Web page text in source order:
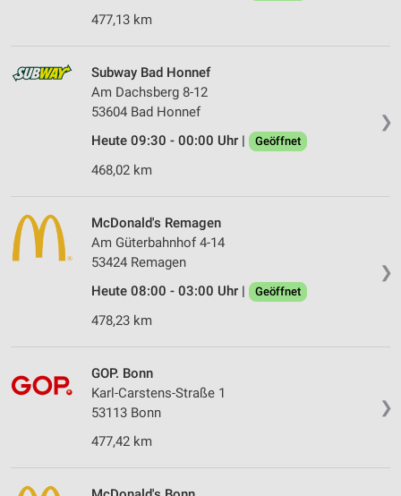
477,13 km
❯
Subway Bad Honnef
Am Dachsberg 8-12
53604 Bad Honnef
Heute 09:30 - 00:00 Uhr |
Geöffnet
468,02 km
❯
McDonald's Remagen
Am Güterbahnhof 4-14
53424 Remagen
Heute 08:00 - 03:00 Uhr |
Geöffnet
478,23 km
❯
GOP. Bonn
Karl-Carstens-Straße 1
53113 Bonn
477,42 km